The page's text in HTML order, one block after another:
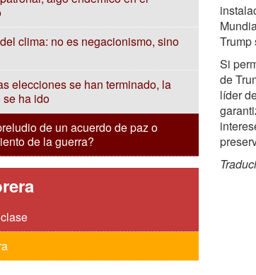
clima: no es negacionismo, sino
elecciones se han terminado, la
se ha ido
de un acuerdo de paz o
de la guerra?
Trump
Si
de
líder